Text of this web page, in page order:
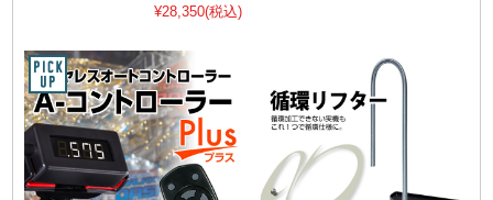
¥28,350(税込)